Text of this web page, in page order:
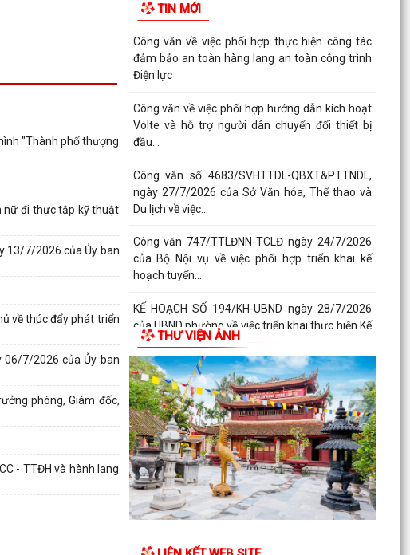
"Thành phố thượng
nữ đi thực tập kỹ thuật
13/7/2026 của Ủy ban
về thúc đẩy phát triển
06/7/2026 của Ủy ban
phòng, Giám đốc,
- TTĐH và hành lang
TIN MỚI
Hải Phòng Quy định mức...
Công văn về việc phối hợp thực hiện công tác
đảm bảo an toàn hàng lang an toàn công trình
Điện lực
Công văn về việc phối hợp hướng dẫn kích hoạt
Volte và hỗ trợ người dân chuyển đổi thiết bị
đầu...
Công văn số 4683/SVHTTDL-QBXT&PTTNDL,
ngày 27/7/2026 của Sở Văn hóa, Thể thao và
Du lịch về việc...
Công văn 747/TTLĐNN-TCLĐ ngày 24/7/2026
của Bộ Nội vụ về việc phối hợp triển khai kế
hoạch tuyển...
KẾ HOẠCH SỐ 194/KH-UBND ngày 28/7/2026
của UBND phường về việc triển khai thực hiện Kế
hoạch số...
KẾ HOẠCH SỐ 259/KH-UBND, ngày 13/7/2026
của UBND thành phố ban hành Kế hoạch hành
động thực hiện...
PHƯỜNG ĐỒ SƠN THAM DỰ HỘI NGHỊ TOÀN
QUỐC NGHIÊN CỨU, HỌC TẬP, QUÁN TRIỆT VÀ
TRIỂN KHAI THỰC HIỆN...
Công văn 3616/STP-PBGDPL, ngày 28/7/2026
THƯ VIỆN ẢNH